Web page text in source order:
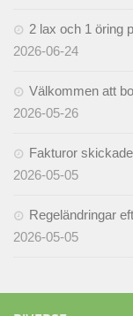
2 lax och 1 öring
2026-06-24
Välkommen att
2026-05-26
Fakturor skickade
2026-05-05
Regeländringar
2026-05-05